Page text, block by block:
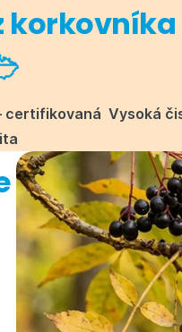
korkovníka
certifikovaná Vysoká